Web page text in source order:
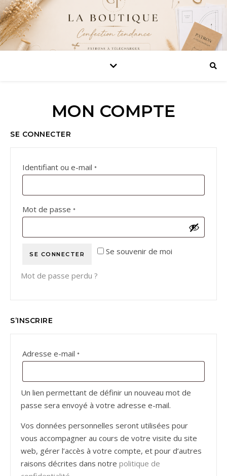
MON COMPTE
SE CONNECTER
Identifiant ou e-mail *
Mot de passe *
Se souvenir de moi
SE CONNECTER
Mot de passe perdu ?
S’INSCRIRE
Adresse e-mail *
Un lien permettant de définir un nouveau mot de
passe sera envoyé à votre adresse e-mail.
Vos données personnelles seront utilisées pour
vous accompagner au cours de votre visite du site
web, gérer l’accès à votre compte, et pour d’autres
raisons décrites dans notre politique de